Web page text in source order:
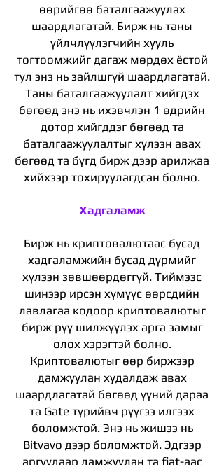
өөрийгөө баталгаажуулах
шаардлагатай. Бирж нь таны
үйлчлүүлэгчийн хууль
тогтоомжийг дагаж мөрдөх ёстой
тул энэ нь зайлшгүй шаардлагатай.
Таны баталгаажуулалт хийгдэх
бөгөөд энэ нь ихэвчлэн 1 өдрийн
дотор хийгддэг бөгөөд та
баталгаажуулалтыг хүлээн авах
бөгөөд та бүгд бирж дээр арилжаа
хийхээр тохируулагдсан болно.
Хадгаламж
Бирж нь криптовалютаас бусад
хадгаламжийн бусад дүрмийг
хүлээн зөвшөөрдөггүй. Тиймээс
шинээр ирсэн хүмүүс өөрсдийн
лавлагаа кодоор криптовалютыг
бирж рүү шилжүүлэх арга замыг
олох хэрэгтэй болно.
Криптовалютыг өөр биржээр
дамжуулан худалдаж авах
шаардлагатай бөгөөд үүний дараа
та Gate түрийвч рүүгээ илгээх
боломжтой. Энэ нь жишээ нь
Bitvavo дээр боломжтой. Эдгээр
аргуудаар дамжуулан та fiat-аас